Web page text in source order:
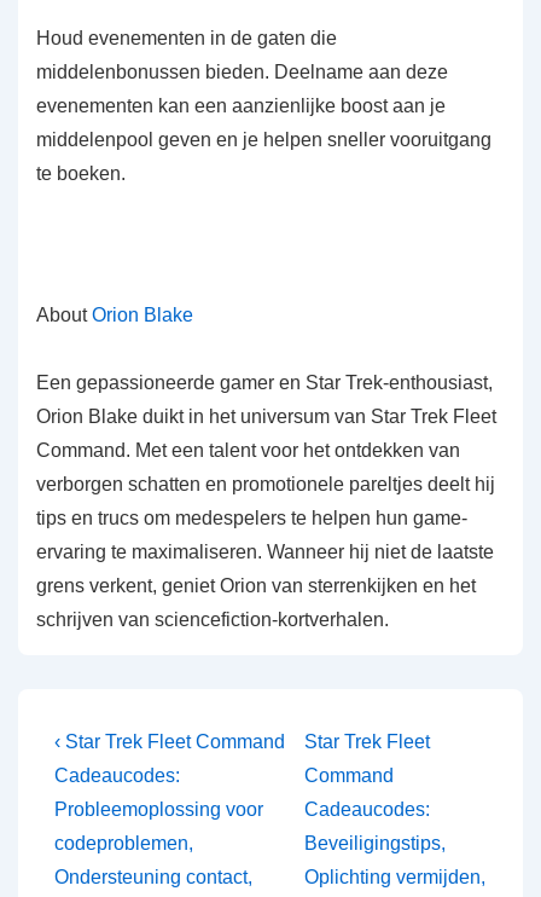
Houd evenementen in de gaten die
middelenbonussen bieden. Deelname aan deze
evenementen kan een aanzienlijke boost aan je
middelenpool geven en je helpen sneller vooruitgang
te boeken.
AboutOrion Blake
Een gepassioneerde gamer en Star Trek-enthousiast,
Orion Blake duikt in het universum van Star Trek Fleet
Command. Met een talent voor het ontdekken van
verborgen schatten en promotionele pareltjes deelt hij
tips en trucs om medespelers te helpen hun game-
ervaring te maximaliseren. Wanneer hij niet de laatste
grens verkent, geniet Orion van sterrenkijken en het
schrijven van sciencefiction-kortverhalen.
Post
navigation
Previous
Post
is
‹ Star Trek Fleet Command
Cadeaucodes:
Probleemoplossing voor
codeproblemen,
Ondersteuning contact,
Next
Post
is
Star Trek Fleet
Command
Cadeaucodes:
Beveiligingstips,
Oplichting vermijden,